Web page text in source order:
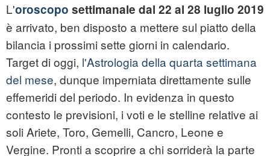
L'oroscopo settimanale dal 22 al 28 luglio 2019
è arrivato, ben disposto a mettere sul piatto della
bilancia i prossimi sette giorni in calendario.
Target di oggi, l'Astrologia della quarta settimana
del mese, dunque imperniata direttamente sulle
effemeridi del periodo. In evidenza in questo
contesto le previsioni, i voti e le stelline relative ai
soli Ariete, Toro, Gemelli, Cancro, Leone e
Vergine. Pronti a scoprire a chi sorriderà la parte